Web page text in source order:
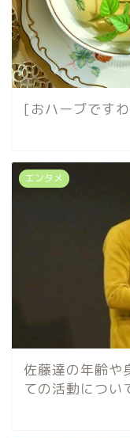
[おハーブです
エンタメ
佐藤達の年齢や
ての活動につい